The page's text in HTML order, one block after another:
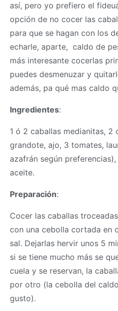
así, pero yo prefiero el
opción de no cocer las
para que se hagan con los
echarle, aparte, caldo de
más interesante cocerlas
puedes desmenuzar y
además, pa qué mas caldo
Ingredientes:
1 ó 2 caballas medianitas, 2
grandote, ajo, 3 tomates,
azafrán según
aceite.
Preparación:
Cocer las caballas
con una cebolla cortada en
sal. Dejarlas hervir unos 5
si se tiene mucho más se
cuela y se reservan, la
por otro (la cebolla del
gusto).